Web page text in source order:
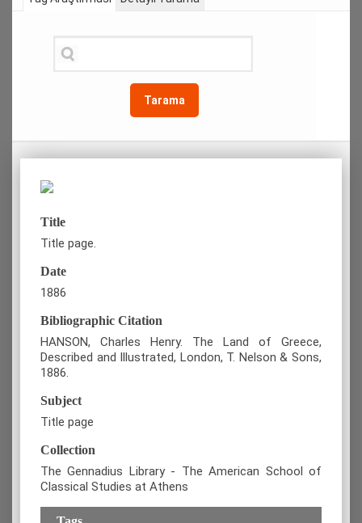
Tarama
Title
Title page.
Date
1886
Bibliographic Citation
HANSON, Charles Henry. The Land of Greece,
Described and Illustrated, London, T. Nelson & Sons,
1886.
Subject
Title page
Collection
The Gennadius Library - The American School of
Classical Studies at Athens